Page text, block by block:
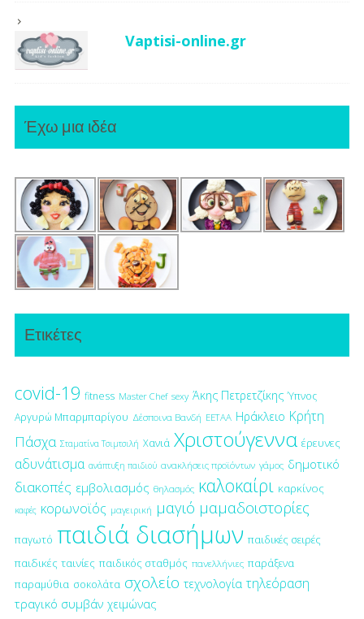
Vaptisi-online.gr
Έχω μια ιδέα
Ετικέτες
covid-19 fitness Master Chef sexy Άκης Πετρετζίκης Ύπνος
Αργυρώ Μπαρμπαρίγου Δέσποινα Βανδή ΕΕΤΑΑ Ηράκλειο Κρήτη
Πάσχα Σταματίνα Τσιμτσιλή Χανιά Χριστούγεννα έρευνες
αδυνάτισμα ανάπτυξη παιδιού ανακλήσεις προϊόντων γάμος δημοτικό
διακοπές εμβολιασμός θηλασμός καλοκαίρι καρκίνος
καφές κορωνοϊός μαγειρική μαγιό μαμαδοιστορίες
παγωτό παιδιά διασήμων παιδικές σειρές
παιδικές ταινίες παιδικός σταθμός πανελλήνιες παράξενα
παραμύθια σοκολάτα σχολείο τεχνολογία τηλεόραση
τραγικό συμβάν χειμώνας